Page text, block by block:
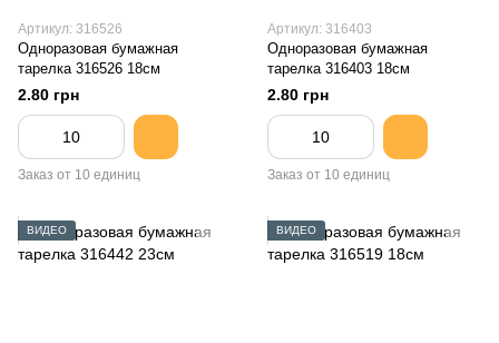
Артикул: 316526
Одноразовая бумажная
тарелка 316526 18см
2.80 грн
Заказ от 10 единиц
Артикул: 316403
Одноразовая бумажная
тарелка 316403 18см
2.80 грн
Заказ от 10 единиц
ВИДЕО ВИДЕО